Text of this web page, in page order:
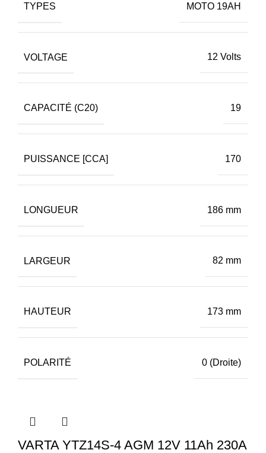
TYPES MOTO 19AH
VOLTAGE 12 Volts
CAPACITÉ (C20) 19
PUISSANCE [CCA] 170
LONGUEUR 186 mm
LARGEUR 82 mm
HAUTEUR 173 mm
POLARITÉ 0 (Droite)
VARTA YTZ14S-4 AGM 12V 11Ah 230A